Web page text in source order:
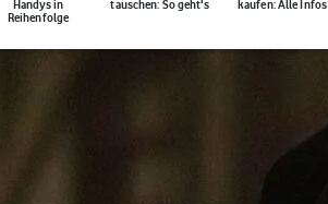
Handys in
Reihenfolge
tauschen: So geht's
kaufen: Alle Infos